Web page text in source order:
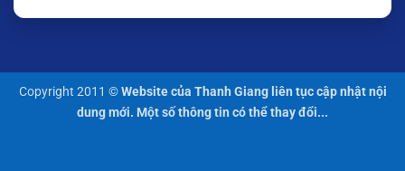
Copyright 2011 ©Website của Thanh Giang liên tục cập nhật nội
dung mới. Một số thông tin có thể thay đổi...